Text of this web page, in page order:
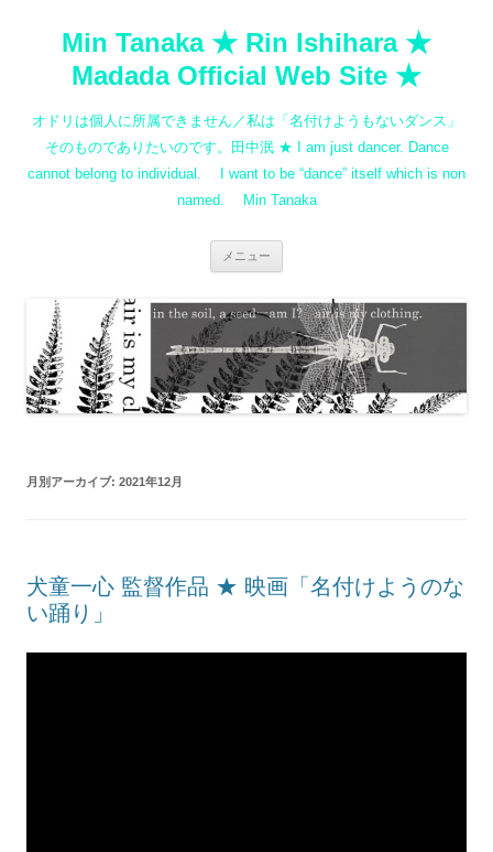
キ
ッ
Min Tanaka ★ Rin Ishihara ★
Madada Official Web Site ★
オドリは個人に所属できません／私は「名付けようもないダンス」
そのものでありたいのです。田中泯 ★ I am just dancer. Dance
cannot belong to individual. I want to be “dance” itself which is non
named. Min Tanaka
メニュー
月別アーカイブ: 2021年12月
犬童一心 監督作品 ★ 映画「名付けようのな
い踊り」